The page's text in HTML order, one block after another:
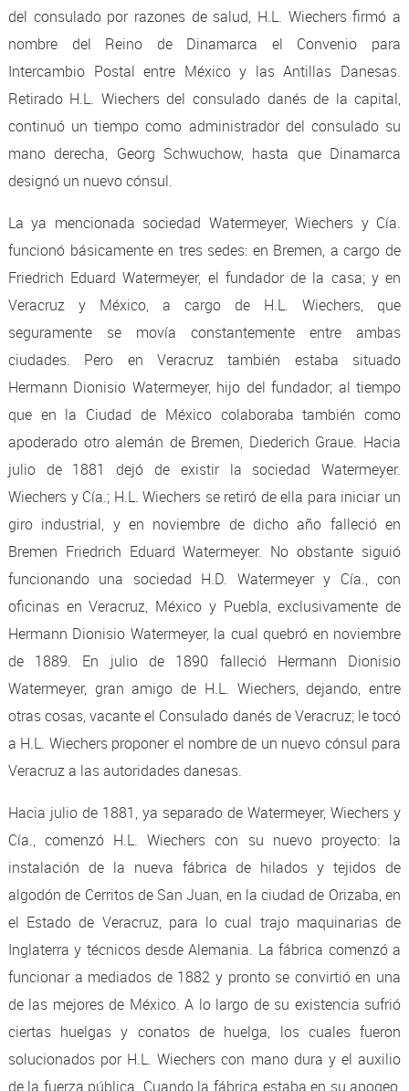
del consulado por razones de salud, H.L. Wiechers firmó a
nombre del Reino de Dinamarca el Convenio para
Intercambio Postal entre México y las Antillas Danesas.
Retirado H.L. Wiechers del consulado danés de la capital,
continuó un tiempo como administrador del consulado su
mano derecha, Georg Schwuchow, hasta que Dinamarca
designó un nuevo cónsul.
La ya mencionada sociedad Watermeyer, Wiechers y Cía.
funcionó básicamente en tres sedes: en Bremen, a cargo de
Friedrich Eduard Watermeyer, el fundador de la casa; y en
Veracruz y México, a cargo de H.L. Wiechers, que
seguramente se movía constantemente entre ambas
ciudades. Pero en Veracruz también estaba situado
Hermann Dionisio Watermeyer, hijo del fundador; al tiempo
que en la Ciudad de México colaboraba también como
apoderado otro alemán de Bremen, Diederich Graue. Hacia
julio de 1881 dejó de existir la sociedad Watermeyer.
Wiechers y Cía.; H.L. Wiechers se retiró de ella para iniciar un
giro industrial, y en noviembre de dicho año falleció en
Bremen Friedrich Eduard Watermeyer. No obstante siguió
funcionando una sociedad H.D. Watermeyer y Cía., con
oficinas en Veracruz, México y Puebla, exclusivamente de
Hermann Dionisio Watermeyer, la cual quebró en noviembre
de 1889. En julio de 1890 falleció Hermann Dionisio
Watermeyer, gran amigo de H.L. Wiechers, dejando, entre
otras cosas, vacante el Consulado danés de Veracruz; le tocó
a H.L. Wiechers proponer el nombre de un nuevo cónsul para
Veracruz a las autoridades danesas.
Hacia julio de 1881, ya separado de Watermeyer, Wiechers y
Cía., comenzó H.L. Wiechers con su nuevo proyecto: la
instalación de la nueva fábrica de hilados y tejidos de
algodón de Cerritos de San Juan, en la ciudad de Orizaba, en
el Estado de Veracruz, para lo cual trajo maquinarias de
Inglaterra y técnicos desde Alemania. La fábrica comenzó a
funcionar a mediados de 1882 y pronto se convirtió en una
de las mejores de México. A lo largo de su existencia sufrió
ciertas huelgas y conatos de huelga, los cuales fueron
solucionados por H.L. Wiechers con mano dura y el auxilio
de la fuerza pública. Cuando la fábrica estaba en su apogeo,